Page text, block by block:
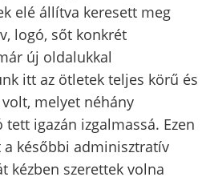
elé állítva keresett meg
logó, sőt konkrét
új oldalukkal
itt az ötletek teljes körű és
melyet néhány
igazán izgalmassá. Ezen
későbbi adminisztratív
kézben szerettek volna